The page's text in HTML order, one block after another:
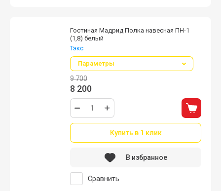
Гостиная Мадрид Полка навесная ПН-1
(1,8) белый
Тэкс
Параметры
9 700
8 200
Купить в 1 клик
Сравнить
В избранное